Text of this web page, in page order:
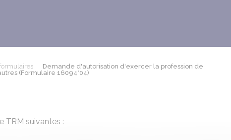
Demande d'autorisation d'exercer la profession de
(Formulaire 16094*04)
TRM suivantes :